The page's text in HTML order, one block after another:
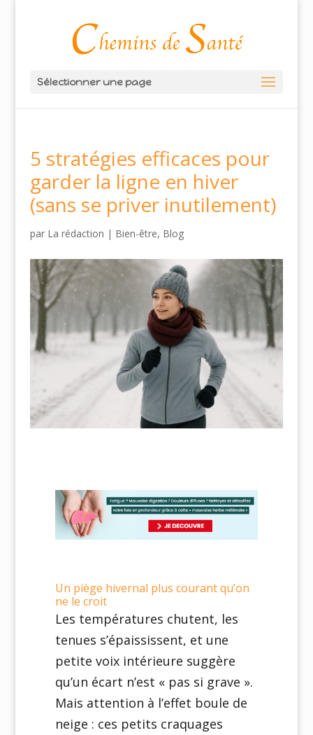
Sélectionner une page
5 stratégies efficaces pour
garder la ligne en hiver
(sans se priver inutilement)
par La rédaction | Bien-être, Blog
Un piège hivernal plus courant qu’on
ne le croit
Les températures chutent, les
tenues s’épaississent, et une
petite voix intérieure suggère
qu’un écart n’est « pas si grave ».
Mais attention à l’effet boule de
neige : ces petits craquages